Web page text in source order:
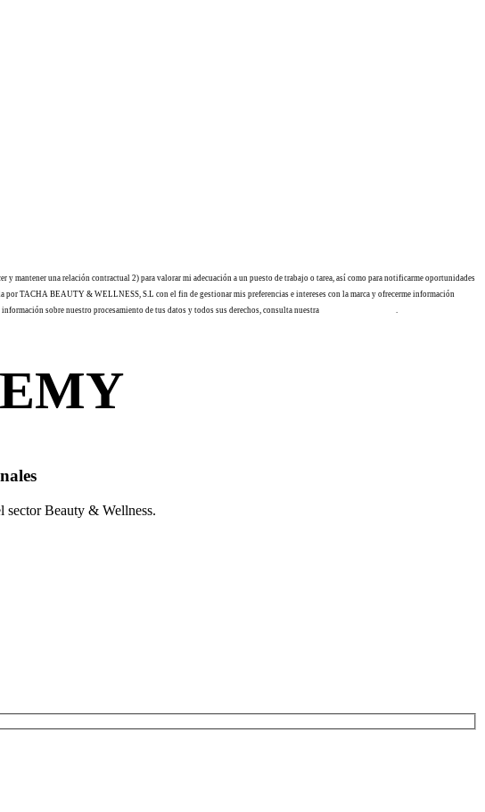
mantener una relación contractual 2) para valorar mi adecuación a un puesto de trabajo o tarea, así como para notificarme oportunidades
TACHA BEAUTY & WELLNESS, S.L con el fin de gestionar mis preferencias e intereses con la marca y ofrecerme información
información sobre nuestro procesamiento de tus datos y todos sus derechos, consulta nuestra
sector Beauty & Wellness.